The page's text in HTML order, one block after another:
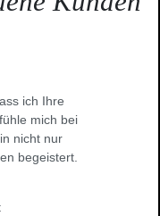
ich Ihre
mich bei
nicht nur
begeistert.